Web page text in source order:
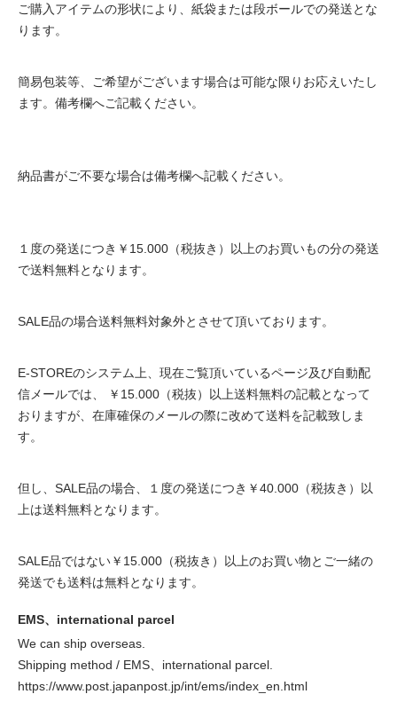
ご購入アイテムの形状により、紙袋または段ボールでの発送とな
ります。
簡易包装等、ご希望がございます場合は可能な限りお応えいたし
ます。備考欄へご記載ください。
納品書がご不要な場合は備考欄へ記載ください。
１度の発送につき￥15.000（税抜き）以上のお買いもの分の発送
で送料無料となります。
SALE品の場合送料無料対象外とさせて頂いております。
E-STOREのシステム上、現在ご覧頂いているページ及び自動配
信メールでは、 ￥15.000（税抜）以上送料無料の記載となって
おりますが、在庫確保のメールの際に改めて送料を記載致しま
す。
但し、SALE品の場合、１度の発送につき￥40.000（税抜き）以
上は送料無料となります。
SALE品ではない￥15.000（税抜き）以上のお買い物とご一緒の
発送でも送料は無料となります。
EMS、international parcel
We can ship overseas.
Shipping method / EMS、international parcel.
https://www.post.japanpost.jp/int/ems/index_en.html